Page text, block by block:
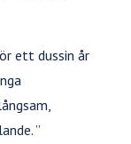
ett dussin år
”